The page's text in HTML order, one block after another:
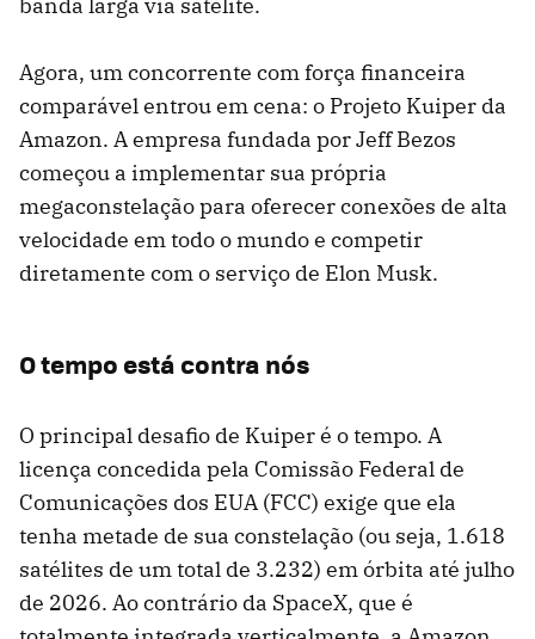
banda larga via satélite.
Agora, um concorrente com força financeira
comparável entrou em cena: o Projeto Kuiper da
Amazon. A empresa fundada por Jeff Bezos
começou a implementar sua própria
megaconstelação para oferecer conexões de alta
velocidade em todo o mundo e competir
diretamente com o serviço de Elon Musk.
O tempo está contra nós
O principal desafio de Kuiper é o tempo. A
licença concedida pela Comissão Federal de
Comunicações dos EUA (FCC) exige que ela
tenha metade de sua constelação (ou seja, 1.618
satélites de um total de 3.232) em órbita até julho
de 2026. Ao contrário da SpaceX, que é